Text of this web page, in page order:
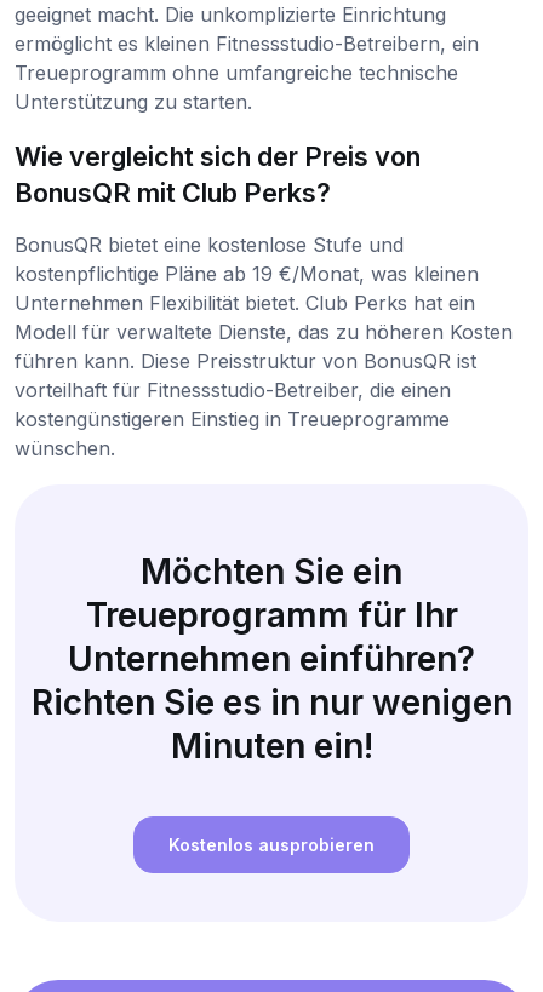
geeignet macht. Die unkomplizierte Einrichtung
ermöglicht es kleinen Fitnessstudio-Betreibern, ein
Treueprogramm ohne umfangreiche technische
Unterstützung zu starten.
Wie vergleicht sich der Preis von
BonusQR mit Club Perks?
BonusQR bietet eine kostenlose Stufe und
kostenpflichtige Pläne ab 19 €/Monat, was kleinen
Unternehmen Flexibilität bietet. Club Perks hat ein
Modell für verwaltete Dienste, das zu höheren Kosten
führen kann. Diese Preisstruktur von BonusQR ist
vorteilhaft für Fitnessstudio-Betreiber, die einen
kostengünstigeren Einstieg in Treueprogramme
wünschen.
Möchten Sie ein
Treueprogramm für Ihr
Unternehmen einführen?
Richten Sie es in nur wenigen
Minuten ein!
Kostenlos ausprobieren